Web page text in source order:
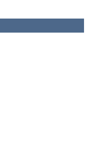
Προσθήκη στη wishlist